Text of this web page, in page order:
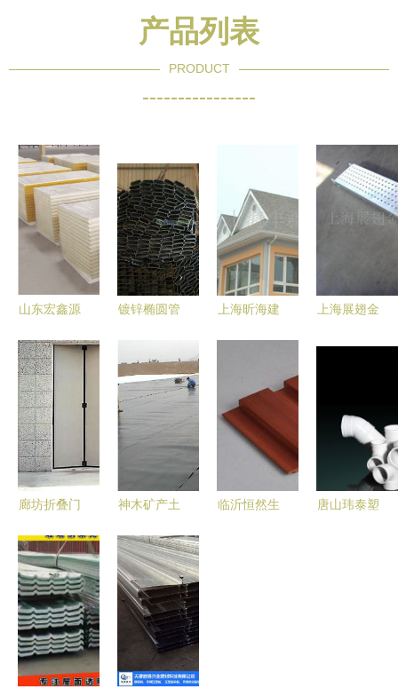
产品列表
PRODUCT
----------------
山东宏鑫源
品质建筑的
坚实选择
镀锌椭圆管
厂家直销助
力建筑建材
高效采购
上海昕海建
行业的应用
上海展翅金
全览
廊坊折叠门
大型及工业
折叠门专业
厂家解析
神木矿产土
择 山东建
通厂家高质
量效果图与
工程图解析
临沂恒然生
唐山玮泰塑